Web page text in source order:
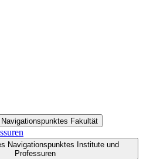
Fakultät
Navigationspunktes Institute und
Professuren